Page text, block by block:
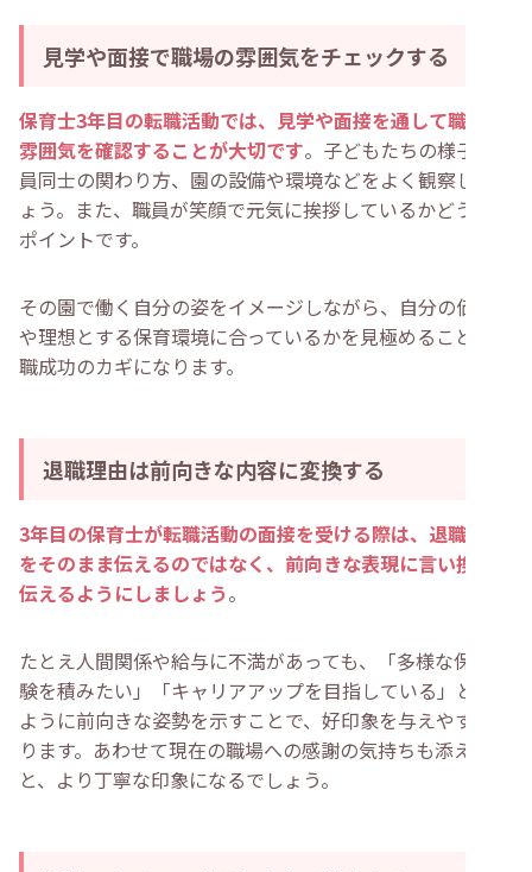
見学や面接で職場の雰囲気をチェックする
保育士3年目の転職活動では、見学や面接を通して職場の
雰囲気を確認することが大切です。子どもたちの様子や職
員同士の関わり方、園の設備や環境などをよく観察しまし
ょう。また、職員が笑顔で元気に挨拶しているかどうかも
ポイントです。
その園で働く自分の姿をイメージしながら、自分の価値観
や理想とする保育環境に合っているかを見極めることが転
職成功のカギになります。
退職理由は前向きな内容に変換する
3年目の保育士が転職活動の面接を受ける際は、退職理由
をそのまま伝えるのではなく、前向きな表現に言い換えて
伝えるようにしましょう。
たとえ人間関係や給与に不満があっても、「多様な保育経
験を積みたい」「キャリアアップを目指している」という
ように前向きな姿勢を示すことで、好印象を与えやすくな
ります。あわせて現在の職場への感謝の気持ちも添える
と、より丁寧な印象になるでしょう。